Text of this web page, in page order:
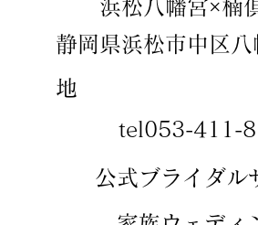
公式ブライダル
浜松八幡宮×楠
静岡県浜松市中区
地
tel053-411-